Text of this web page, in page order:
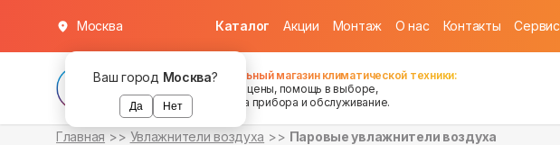
Ваш город Москва?
Да Нет
Москва Каталог Акции Монтаж О нас Контакты Cервис
Федеральный магазин климатической техники:
хорошие цены, помощь в выборе,
установка прибора и обслуживание.
Главная Увлажнители воздуха Паровые увлажнители воздуха